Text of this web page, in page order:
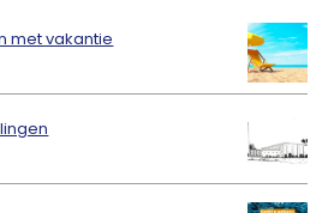
met vakantie